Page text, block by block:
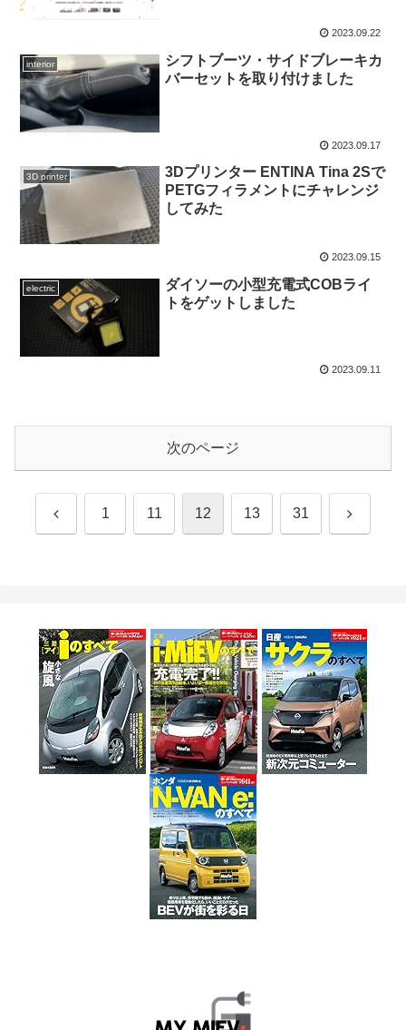
2023.09.22
interior
シフトブーツ・サイドブレーキカ
バーセットを取り付けました
2023.09.17
3D printer
3Dプリンター ENTINA Tina 2Sで
PETGフィラメントにチャレンジ
してみた
2023.09.15
electric
ダイソーの小型充電式COBライ
トをゲットしました
2023.09.11
次のページ
前 1 11 12 13 31 次